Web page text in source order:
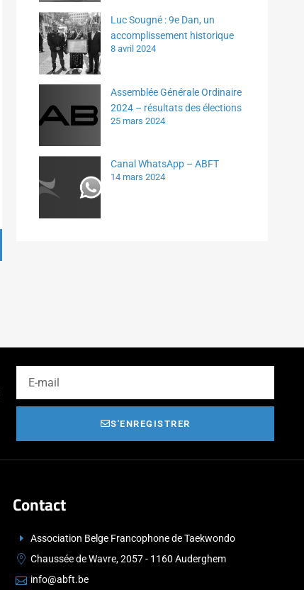
Luc Sougné : 9e Dan, un
accomplissement historique
8 avril 2024
Assemblée Générale Ordinaire
2024 – résultats des élections
25 mars 2024
Canal WhatsApp – ABFT
14 mars 2024
S'ENREGISTRER
Contact
Association Belge Francophone de Taekwondo
Chaussée de Wavre, 2057 - 1160 Auderghem
info@abft.be